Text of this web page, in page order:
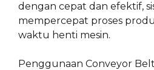
dengan cepat dan efektif,
mempercepat proses
waktu henti mesin.
Penggunaan Conveyor